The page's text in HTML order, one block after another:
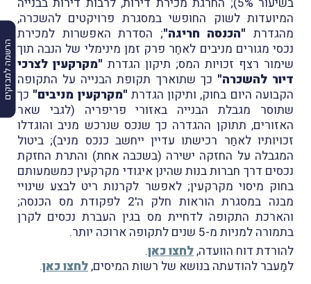
הרשמה למבזקים
המיועדות לשוק החופשי במסגרת פרויקטים להשכרה,
מהגדרת "הכנסה חריגה"; הסדרת האפשרות למכירת
נכסי מגורים מניבים לאחַר פרק זמן מינימלי של הנבה תוך
שימור רצף זכויות המס; תיקון הגדרת "מקרקעין לצרכי
דיור להשכרה" כך שתוארך תקופת הבנייה על התקופה
הקבועה היום בחוק, ותיקון הגדרת "מקרקעין מניבים" כך
שתוסר מגבלת הבנייה באזורי פריפריה (לגבי שאר
האזורים, תתוקן ההגדרה כך שנכס שנרכש מניב והוגדלו
זכויותיו לאחַר רכישתו עדיין ייחשב כנכס מניב); ביטול
המגבלה על החזקה ישירה (בשכבה אחת) והתרת החזקת
נכסים דרך חברות בנות שהינן איגודי מקרקעין כמשמעותם
בחוק מיסוי מקרקעין; לאפשר לקרנות ריט לבצע שינויי
מבנה במסגרת הוראות חלק ה'2 לפקודת מס הכנסה;
והארכת התקופה לדחיית מס בגין העברת נכסים לקרן
בתמורה למניות מ-5 שנים לתקופה ארוכה יותר.
להורדת דוח הוועדה,לחצו כאן.
למַעבר להודעתה בנושא של רשות המיסים,לחצו כאן.